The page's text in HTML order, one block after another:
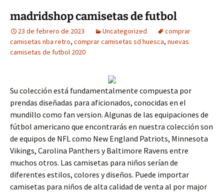
madridshop camisetas de futbol
23 de febrero de 2023 Uncategorized
comprar
camisetas nba retro, comprar camisetas sd huesca, nuevas
camisetas de futbol 2020
Su colección está fundamentalmente compuesta por
prendas diseñadas para aficionados, conocidas en el
mundillo como fan version. Algunas de las equipaciones de
fútbol americano que encontrarás en nuestra colección son
de equipos de NFL como New England Patriots, Minnesota
Vikings, Carolina Panthers y Baltimore Ravens entre
muchos otros. Las camisetas para niños serían de
diferentes estilos, colores y diseños. Puede importar
camisetas para niños de alta calidad de venta al por major